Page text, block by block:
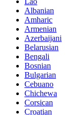
Albanian
Amharic
Armenian
Azerbaijani
Belarusian
Bengali
Bosnian
Bulgarian
Cebuano
Chichewa
Corsican
Croatian